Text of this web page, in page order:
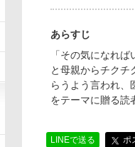
あらすじ
「その気になれ
と母親からチクチ
らうよう言われ
をテーマに贈る読
LINEで送る ポ